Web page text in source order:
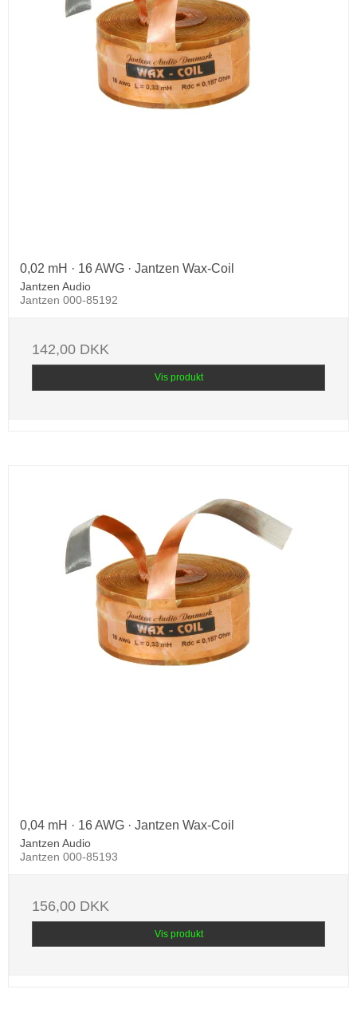
0,02 mH · 16 AWG · Jantzen Wax-Coil
Jantzen Audio
Jantzen 000-85192
142,00 DKK
Vis produkt
0,04 mH · 16 AWG · Jantzen Wax-Coil
Jantzen Audio
Jantzen 000-85193
156,00 DKK
Vis produkt